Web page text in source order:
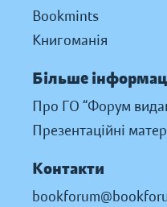
Bookmints
Книгоманія
Більше
Про ГО “Форум
Презентаційні
Контакти